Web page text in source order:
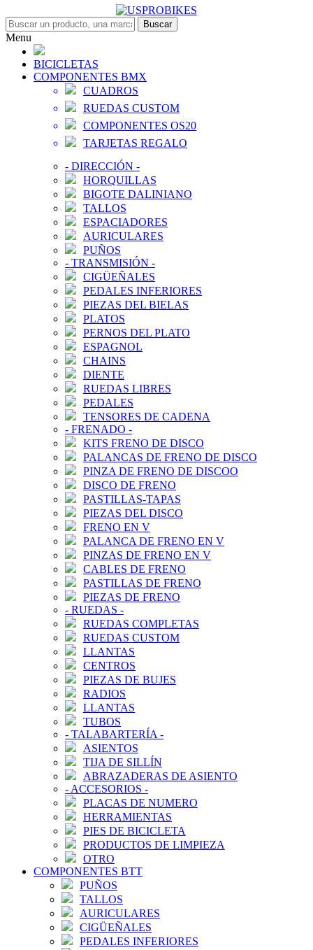
Buscar
Menu
BICICLETAS
COMPONENTES BMX
CUADROS
RUEDAS CUSTOM
COMPONENTES OS20
TARJETAS REGALO
- DIRECCIÓN -
HORQUILLAS
BIGOTE DALINIANO
TALLOS
ESPACIADORES
AURICULARES
PUÑOS
- TRANSMISIÓN -
CIGÜEÑALES
PEDALES INFERIORES
PIEZAS DEL BIELAS
PLATOS
PERNOS DEL PLATO
ESPAGNOL
CHAINS
DIENTE
RUEDAS LIBRES
PEDALES
TENSORES DE CADENA
- FRENADO -
KITS FRENO DE DISCO
PALANCAS DE FRENO DE DISCO
PINZA DE FRENO DE DISCOO
DISCO DE FRENO
PASTILLAS-TAPAS
PIEZAS DEL DISCO
FRENO EN V
PALANCA DE FRENO EN V
PINZAS DE FRENO EN V
CABLES DE FRENO
PASTILLAS DE FRENO
PIEZAS DE FRENO
- RUEDAS -
RUEDAS COMPLETAS
RUEDAS CUSTOM
LLANTAS
CENTROS
PIEZAS DE BUJES
RADIOS
LLANTAS
TUBOS
- TALABARTERÍA -
ASIENTOS
TIJA DE SILLÍN
ABRAZADERAS DE ASIENTO
- ACCESORIOS -
PLACAS DE NUMERO
HERRAMIENTAS
PIES DE BICICLETA
PRODUCTOS DE LIMPIEZA
OTRO
COMPONENTES BTT
PUÑOS
TALLOS
AURICULARES
CIGÜEÑALES
PEDALES INFERIORES